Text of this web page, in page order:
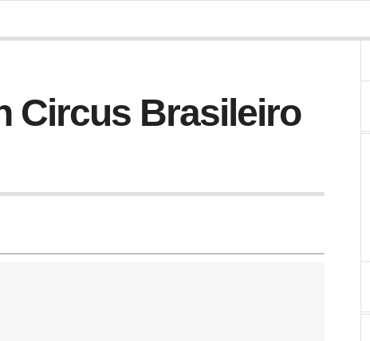
Circus Brasileiro